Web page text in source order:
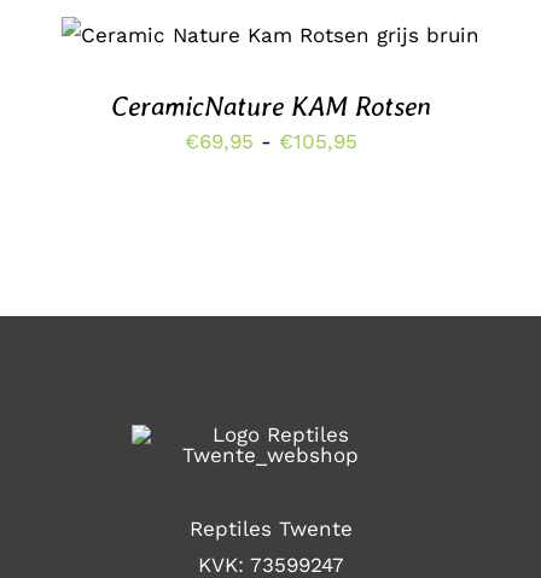
OPTIES SELECTEREN DIT
PRODUCT
MEERDERE
VARIATIES.
DEZE
PRODUCTPAGINA
/
CeramicNature KAM Rotsen
€69,95 - €105,95Prijsklasse:
Reptiles Twente
KVK: 73599247